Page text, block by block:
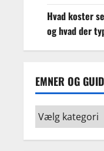
Hvad koster
og hvad der
EMNER OG
Emner
og
guides